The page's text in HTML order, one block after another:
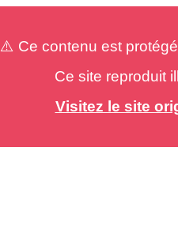
⚠️ Ce contenu est
Ce site reproduit
Visitez le site